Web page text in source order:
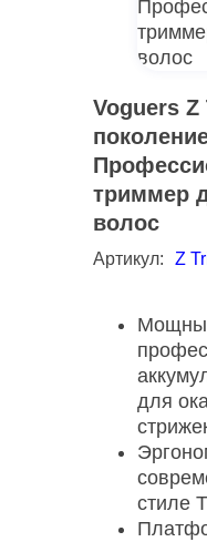
Voguers
триммер
волос
Артикул: Z
для
стиле